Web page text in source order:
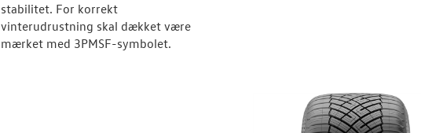
stabilitet. For korrekt
vinterudrustning skal dækket være
mærket med 3PMSF-symbolet.